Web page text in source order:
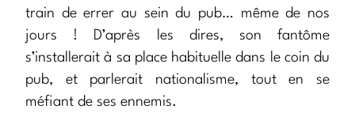
train de errer au sein du pub… même de nos
jours ! D’après les dires, son fantôme
s’installerait à sa place habituelle dans le coin du
pub, et parlerait nationalisme, tout en se
méfiant de ses ennemis.